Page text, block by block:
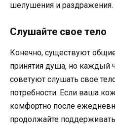
шелушения и раздражения.
Слушайте свое тело
Конечно, существуют
принятия душа, но каждый
советуют слушать свое
потребности. Если ваша
комфортно после
продолжайте